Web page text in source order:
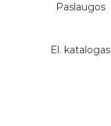
Paslaugos
El. katalogas